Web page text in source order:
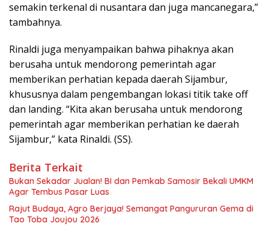
semakin terkenal di nusantara dan juga mancanegara,”
tambahnya.
Rinaldi juga menyampaikan bahwa pihaknya akan
berusaha untuk mendorong pemerintah agar
memberikan perhatian kepada daerah Sijambur,
khususnya dalam pengembangan lokasi titik take off
dan landing. “Kita akan berusaha untuk mendorong
pemerintah agar memberikan perhatian ke daerah
Sijambur,” kata Rinaldi. (SS).
Berita Terkait
Bukan Sekadar Jualan! BI dan Pemkab Samosir Bekali UMKM
Agar Tembus Pasar Luas
Rajut Budaya, Agro Berjaya! Semangat Pangururan Gema di
Tao Toba Joujou 2026